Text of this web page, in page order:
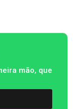
mão, que